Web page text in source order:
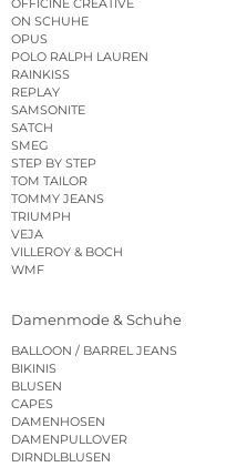
OFFICINE CREATIVE
ON SCHUHE
OPUS
POLO RALPH LAUREN
RAINKISS
REPLAY
SAMSONITE
SATCH
SMEG
STEP BY STEP
TOM TAILOR
TOMMY JEANS
TRIUMPH
VEJA
VILLEROY & BOCH
WMF
Damenmode & Schuhe
BALLOON / BARREL JEANS
BIKINIS
BLUSEN
CAPES
DAMENHOSEN
DAMENPULLOVER
DIRNDLBLUSEN